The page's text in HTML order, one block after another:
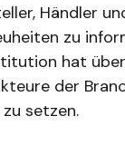
Händler
zu
hat
der
setzen.